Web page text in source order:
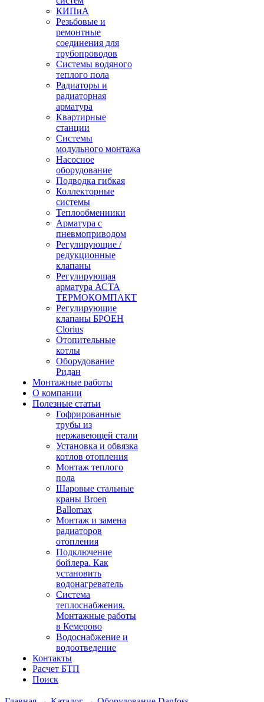
КИПиА
Резьбовые и
ремонтные
соединения для
трубопроводов
Системы водяного
теплого пола
Радиаторы и
радиаторная
арматура
Квартирные
станции
Системы
модульного монтажа
Насосное
оборудование
Подводка гибкая
Коллекторные
системы
Теплообменники
Арматура с
пневмоприводом
Регулирующие /
редукционные
клапаны
Регулирующая
арматура АСТА
ТЕРМОКОМПАКТ
Регулирующие
клапаны БРОЕН
Clorius
Отопительные
котлы
Оборудование
Ридан
Монтажные работы
О компании
Полезные статьи
Гофрированные
трубы из
нержавеющей стали
Установка и обвязка
котлов отопления
Монтаж теплого
пола
Шаровые стальные
краны Broen
Ballomax
Монтаж и замена
радиаторов
отопления
Подключение
бойлера. Как
установить
водонагреватель
Система
теплоснабжения.
Монтажные работы
в Кемерово
Водоснабжение и
водоотведение
Контакты
Расчет БТП
Поиск